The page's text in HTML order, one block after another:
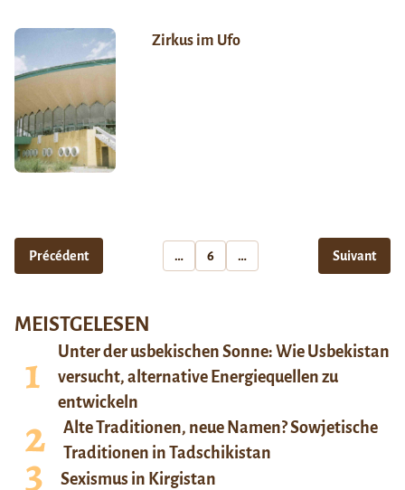
Zirkus im Ufo
Précédent … 6 … Suivant
MEISTGELESEN
Unter der usbekischen Sonne: Wie Usbekistan
versucht, alternative Energiequellen zu
entwickeln
Alte Traditionen, neue Namen? Sowjetische
Traditionen in Tadschikistan
Sexismus in Kirgistan